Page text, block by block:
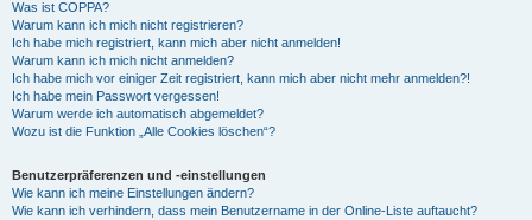
Was ist COPPA?
Warum kann ich mich nicht registrieren?
Ich habe mich registriert, kann mich aber nicht anmelden!
Warum kann ich mich nicht anmelden?
Ich habe mich vor einiger Zeit registriert, kann mich aber nicht mehr anmelden?!
Ich habe mein Passwort vergessen!
Warum werde ich automatisch abgemeldet?
Wozu ist die Funktion „Alle Cookies löschen“?
Benutzerpräferenzen und -einstellungen
Wie kann ich meine Einstellungen ändern?
Wie kann ich verhindern, dass mein Benutzername in der Online-Liste auftaucht?